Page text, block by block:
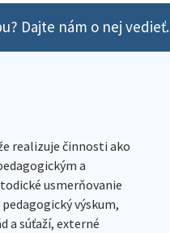
Dajte nám o nej vedieť.
realizuje činnosti ako
a
usmerňovanie
výskum,
a súťaží, externé